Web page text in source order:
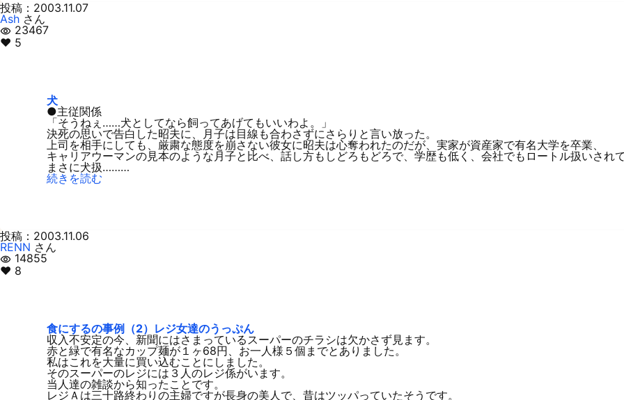
投稿：2003.11.07
Ash さん
visibility 23467
♥ 5
犬
●主従関係
「そうねぇ……犬としてなら飼ってあげてもいいわよ。」
決死の思いで告白した昭夫に、月子は目線も合わさずにさらりと言い放った。
上司を相手にしても、厳粛な態度を崩さない彼女に昭夫は心奪われたのだが、実家が資産家で有名大学を卒業、
キャリアウーマンの見本のような月子と比べ、話し方もしどろもどろで、学歴も低く、会社でもロートル扱いされ
まさに犬扱………
続きを読む
投稿：2003.11.06
RENN さん
visibility 14855
♥ 8
食にするの事例（2）レジ女達のうっぷん
収入不安定の今、新聞にはさまっているスーパーのチラシは欠かさず見ます。
赤と緑で有名なカップ麺が１ヶ68円、お一人様５個までとありました。
私はこれを大量に買い込むことにしました。
そのスーパーのレジには３人のレジ係がいます。
当人達の雑談から知ったことです。
レジＡは三十路終わりの主婦ですが長身の美人で、昔はツッパっていたそうです。